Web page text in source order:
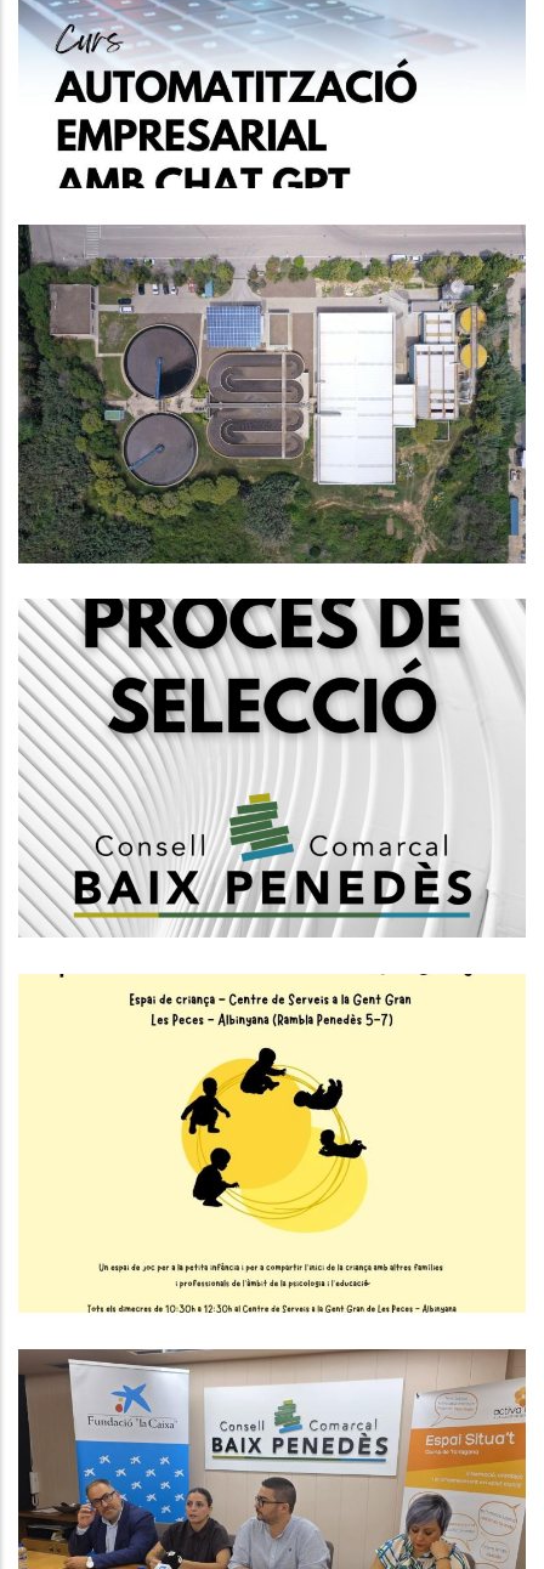
Gratuïta Al Baix Penedès!
📢 Inici De Les Obres A L’EDAR
Cubelles - Cunit Per A La Millora
Del Tractament D’aigües
Medi
Convocatòria Mitjançant Concurs
Oposició Lliure Per Cobrir El Lloc
D'intervenció I Constitució De
Borsa De Treball
L’Espai De Criança Inicia Una Nova
Edició A Les Peces
Educació,S. socials
El Baix Penedès Comptarà Amb Un
Nou Espai Situa’t Gràcies Al Suport
De La Fundació “la Caixa” I
L’impuls Del Consell Comarcal